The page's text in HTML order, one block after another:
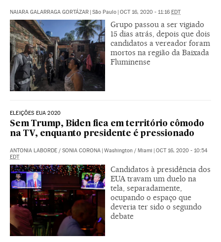
NAIARA GALARRAGA GORTÁZAR | São Paulo | OCT 16, 2020 - 11:16 EDT
Grupo passou a ser vigiado
15 dias atrás, depois que dois
candidatos a vereador foram
mortos na região da Baixada
Fluminense
ELEIÇÕES EUA 2020
Sem Trump, Biden fica em território cômodo
na TV, enquanto presidente é pressionado
ANTONIA LABORDE / SONIA CORONA | Washington / Miami | OCT 16, 2020 - 10:54
EDT
Candidatos à presidência dos
EUA travam um duelo na
tela, separadamente,
ocupando o espaço que
deveria ter sido o segundo
debate